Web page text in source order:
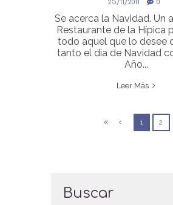
25/11/2011 0
Se acerca la Navidad. Un
Restaurante de la Hípica
todo aquel que lo desee
tanto el dia de Navidad
Año...
Leer Más
1 2
Buscar